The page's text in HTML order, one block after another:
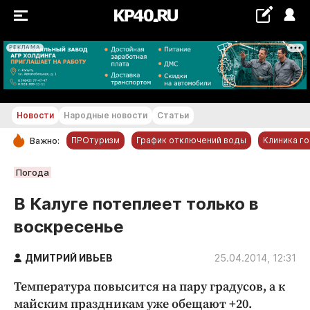
РЕКЛАМА
+20...+21 °С
РУБРИКИ
Новости компаний
Статьи
Народные новости
Благоустройство
Новости Народные новости Статьи
Важно: ПРОтуризм График отключений воды Клиника
Погода
В Калуге потеплеет только в
воскресенье
ДМИТРИЙ ИВЬЕВ 25.04.2014, 12:31
Температура повысится на пару градусов, а к
майским праздникам уже обещают +20.